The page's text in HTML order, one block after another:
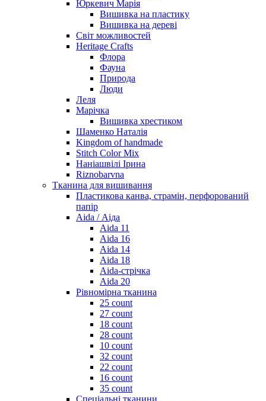
Юркевич Марія
Вишивка на пластику
Вишивка на дереві
Світ можливостей
Heritage Crafts
Флора
Фауна
Природа
Люди
Леля
Марічка
Вишивка хрестиком
Шаменко Наталія
Kingdom of handmade
Stitch Color Mix
Наніашвілі Ірина
Riznobarvna
Тканина для вишивання
Пластикова канва, страмін, перфорований
папір
Aida / Аіда
Aida 11
Aida 16
Aida 14
Aida 18
Aida-стрічка
Aida 20
Рівномірна тканина
25 count
27 count
18 count
28 count
10 count
32 count
22 count
16 count
35 count
Спеціальні тканини